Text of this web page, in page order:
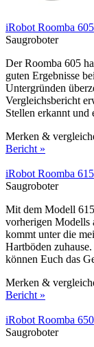
iRobot Roomba 605
Saugroboter
Der Roomba 605
guten Ergebnisse
Untergründen
Vergleichsbericht
Stellen erkannt und
Merken &
Bericht »
iRobot Roomba 615
Saugroboter
Mit dem Modell
vorherigen Modells
kommt unter die
Hartböden
können Euch das
Merken &
Bericht »
iRobot Roomba 650
Saugroboter